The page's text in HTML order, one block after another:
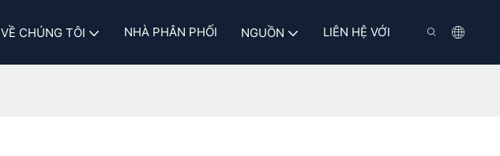
VỀ CHÚNG TÔI NHÀ PHÂN PHỐI NGUỒN LIÊN HỆ VỚI